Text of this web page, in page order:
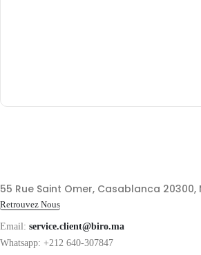
55 Rue Saint Omer, Casablanca 20300,
Retrouvez Nous
Email: service.client@biro.ma
Whatsapp: +212 640-307847